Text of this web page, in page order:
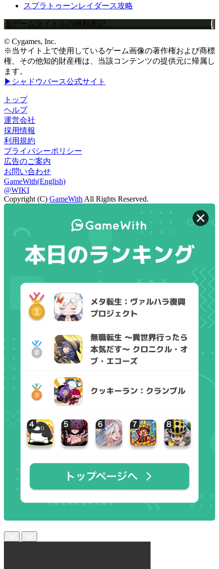
スプラトゥーンレイダース攻略
当ゲームタイトルの権利表記
© Cygames, Inc.
※当サイト上で使用しているゲーム画像の著作権および商標
権、その他知的財産権は、当該コンテンツの提供元に帰属し
ます。
▶シャドウバース公式サイト
トップ
ヘルプ
運営会社
採用情報
利用規約
プライバシーポリシー
広告のご案内
お問い合わせ
GameWith(English)
@WIKI
Copyright (C) GameWith All Rights Reserved.